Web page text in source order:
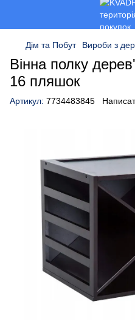
Дім та Побут Вироби з
Вінна полку
16 пляшок
Артикул: 7734483845